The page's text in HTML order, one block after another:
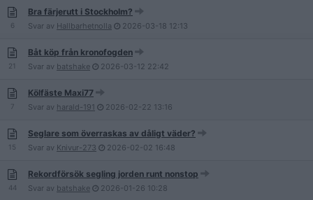
6
Bra färjerutt i Stockholm?
Svar av Hallbarhetnolla 2026-03-18 12:13
21
Båt köp från kronofogden
Svar av batshake 2026-03-12 22:42
7
Kölfäste Maxi77
Svar av harald-191 2026-02-22 13:16
15
Seglare som överraskas av dåligt väder?
Svar av Knivur-273 2026-02-02 16:48
44
Rekordförsök segling jorden runt nonstop
Svar av batshake 2026-01-26 10:28